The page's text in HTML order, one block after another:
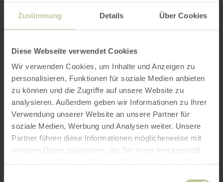
Zustimmung Details Über Cookies
Diese Webseite verwendet Cookies
Wir verwenden Cookies, um Inhalte und Anzeigen zu
personalisieren, Funktionen für soziale Medien anbieten
zu können und die Zugriffe auf unsere Website zu
analysieren. Außerdem geben wir Informationen zu Ihrer
Verwendung unserer Website an unsere Partner für
soziale Medien, Werbung und Analysen weiter. Unsere
Partner führen diese Informationen möglicherweise mit
weiteren Daten zusammen, die Sie ihnen bereitgestellt